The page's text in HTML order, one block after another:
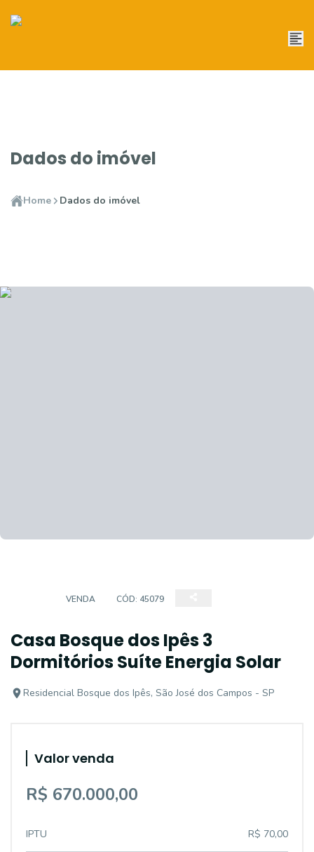
Dados do imóvel
Home Dados do imóvel
VENDA CÓD: 45079
Casa Bosque dos Ipês 3
Dormitórios Suíte Energia Solar
Residencial Bosque dos Ipês, São José dos Campos - SP
Valor venda
R$ 670.000,00
IPTU R$ 70,00